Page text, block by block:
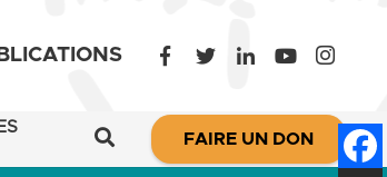
FAIRE UN DON